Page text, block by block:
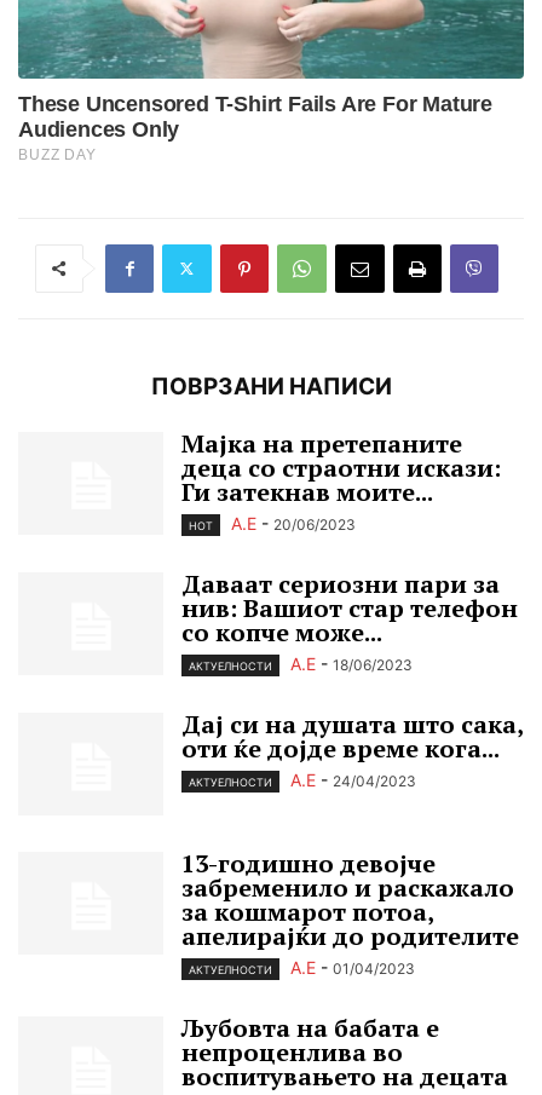
ПОВРЗАНИ НАПИСИ
Мајка на претепаните
деца со страотни искази:
Ги затекнав моите...
HOT А.Е - 20/06/2023
Даваат сериозни пари за
нив: Вашиот стар телефон
со копче може...
АКТУЕЛНОСТИ А.Е - 18/06/2023
Дај си на душата што сака,
оти ќе дојде време кога...
АКТУЕЛНОСТИ А.Е - 24/04/2023
13-годишно девојче
забременило и раскажало
за кошмарот потоа,
апелирајќи до родителите
АКТУЕЛНОСТИ А.Е - 01/04/2023
Љубовта на бабата е
непроценлива во
воспитувањето на децата